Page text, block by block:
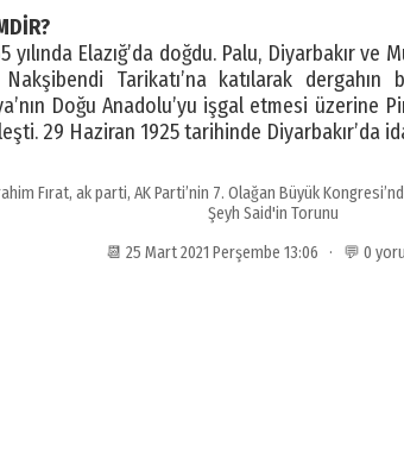
yılında Elazığ’da doğdu. Palu, Diyarbakır
Tarikatı’na katılarak dergahın
Doğu Anadolu’yu işgal etmesi üzerine
29 Haziran 1925 tarihinde Diyarbakır’da
Fırat, ak parti, AK Parti’nin 7. Olağan Büyük
Şeyh Said'in Torunu
📆 25 Mart 2021 Perşembe 13:06 · 💬 0